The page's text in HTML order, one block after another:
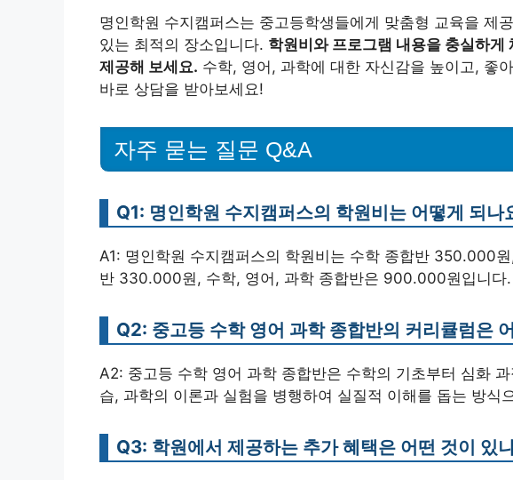
명인학원 수지캠퍼스는 중고등학생들에게 맞춤형 교육을 제
있는 최적의 장소입니다. 학원비와 프로그램 내용을 충실하
제공해 보세요. 수학, 영어, 과학에 대한 자신감을 높이고, 좋
바로 상담을 받아보세요!
자주 묻는 질문 Q&A
Q1: 명인학원 수지캠퍼스의 학원비는 어떻게 되나
A1: 명인학원 수지캠퍼스의 학원비는 수학 종합반 350.000
반 330.000원, 수학, 영어, 과학 종합반은 900.000원입니다.
Q2: 중고등 수학 영어 과학 종합반의 커리큘럼은
A2: 중고등 수학 영어 과학 종합반은 수학의 기초부터 심화
습, 과학의 이론과 실험을 병행하여 실질적 이해를 돕는 방식
Q3: 학원에서 제공하는 추가 혜택은 어떤 것이 있